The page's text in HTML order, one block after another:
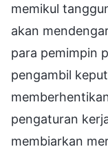
memikul
akan
para pemimpin
pengambil
pengaturan
membiarkan